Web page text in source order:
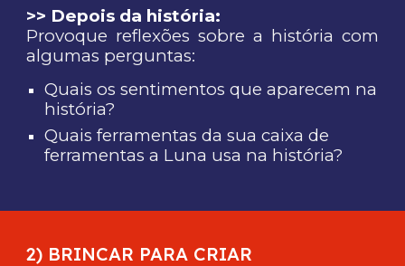
>> Depois da história:
Provoque reflexões sobre a história com
algumas perguntas:
Quais os sentimentos que aparecem na
história?
Quais ferramentas da sua caixa de
ferramentas a Luna usa na história?
2) BRINCAR PARA CRIAR